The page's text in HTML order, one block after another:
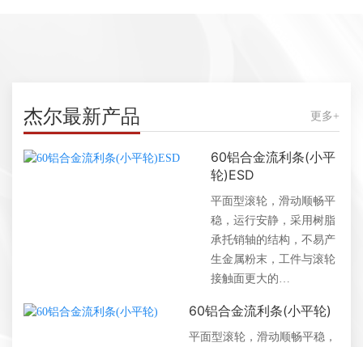
杰尔最新产品 更多+
60铝合金流利条(小平
轮)ESD
平面型滚轮，滑动顺畅平
稳，运行安静，采用树脂
承托销轴的结构，不易产
生金属粉末，工件与滚轮
接触面更大的…
60铝合金流利条(小平轮)
平面型滚轮，滑动顺畅平稳，